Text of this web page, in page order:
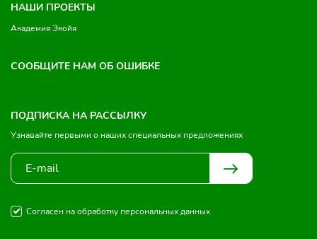
НАШИ ПРОЕКТЫ
Академия Экойя
СООБЩИТЕ НАМ ОБ ОШИБКЕ
ПОДПИСКА НА РАССЫЛКУ
Узнавайте первыми о наших специальных предложениях
Согласен на обработку персональных данных